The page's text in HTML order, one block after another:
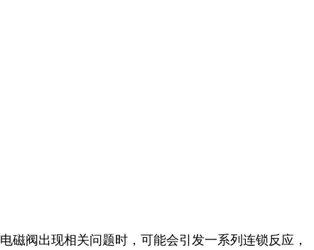
磁阀出现相关问题时，可能会引发一系列连锁反应，